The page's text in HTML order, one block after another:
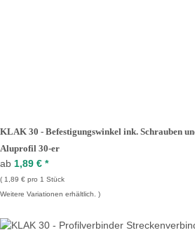
KLAK 30 - Befestigungswinkel ink. Schrauben
Aluprofil 30-er
ab 1,89 € *
1,89 € pro 1 Stück
Weitere Variationen erhältlich.